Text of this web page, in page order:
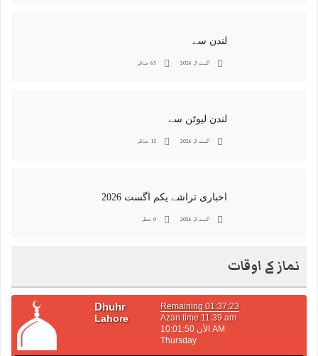
لندن سے
اگست 3, 2026 63 مناظر
لندن لیوٹن سے
اگست 3, 2026 15 مناظر
اخباری تراشے یکم اگست 2026
اگست 3, 2026 0 منظر
نماز کے اوقات